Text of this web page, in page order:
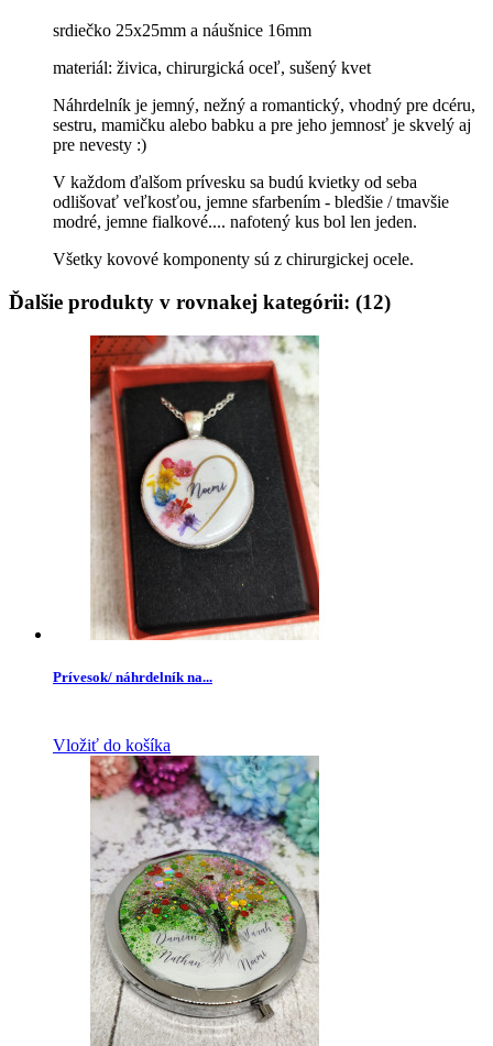
srdiečko 25x25mm a náušnice 16mm
materiál: živica, chirurgická oceľ, sušený kvet
Náhrdelník je jemný, nežný a romantický, vhodný pre dcéru,
sestru, mamičku alebo babku a pre jeho jemnosť je skvelý aj
pre nevesty :)
V každom ďalšom prívesku sa budú kvietky od seba
odlišovať veľkosťou, jemne sfarbením - bledšie / tmavšie
modré, jemne fialkové.... nafotený kus bol len jeden.
Všetky kovové komponenty sú z chirurgickej ocele.
Ďalšie produkty v rovnakej kategórii: (12)
Prívesok/ náhrdelník na...
Vložiť do košíka